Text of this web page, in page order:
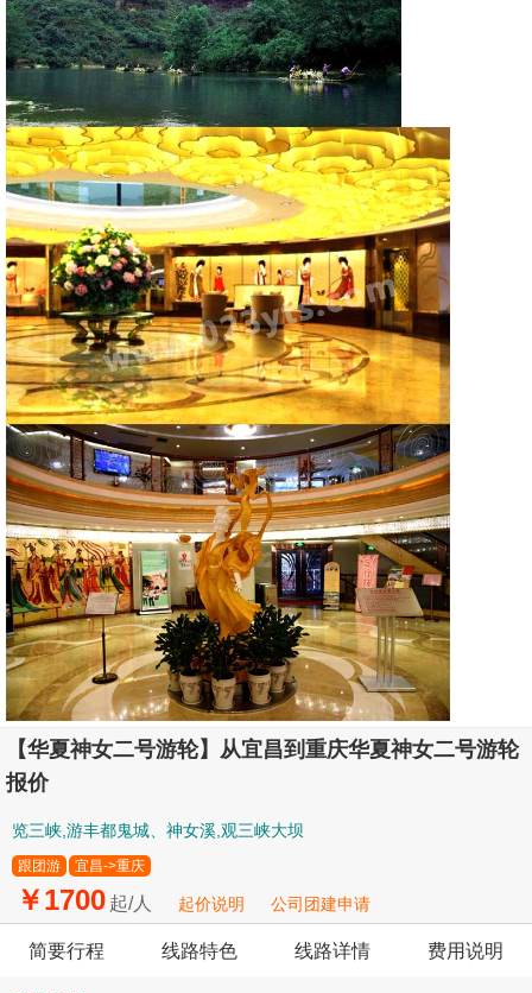
【华夏神女二号游轮】从宜昌到重庆华夏神女二号游轮
报价
览三峡,游丰都鬼城、神女溪,观三峡大坝
跟团游 宜昌->重庆
￥1700 起/人 起价说明 公司团建申请
简要行程 线路特色 线路详情 费用说明